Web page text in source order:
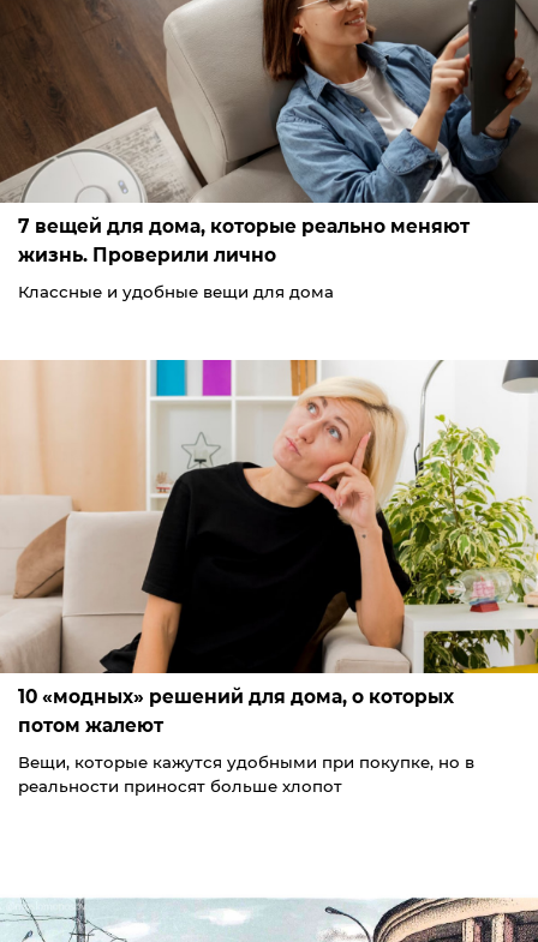
7 вещей для дома, которые реально меняют
жизнь. Проверили лично
Классные и удобные вещи для дома
10 «модных» решений для дома, о которых
потом жалеют
Вещи, которые кажутся удобными при покупке, но в
реальности приносят больше хлопот